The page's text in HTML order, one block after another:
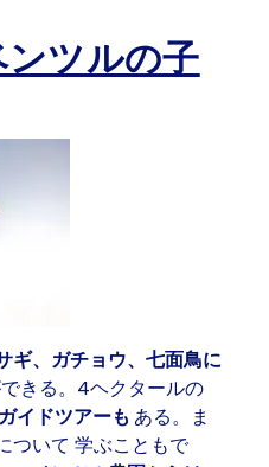
ツルの子
ギ、ガチョウ、七面鳥に
きる。4ヘクタールの
イドツアーも ある。ま
ついて 学ぶこともで